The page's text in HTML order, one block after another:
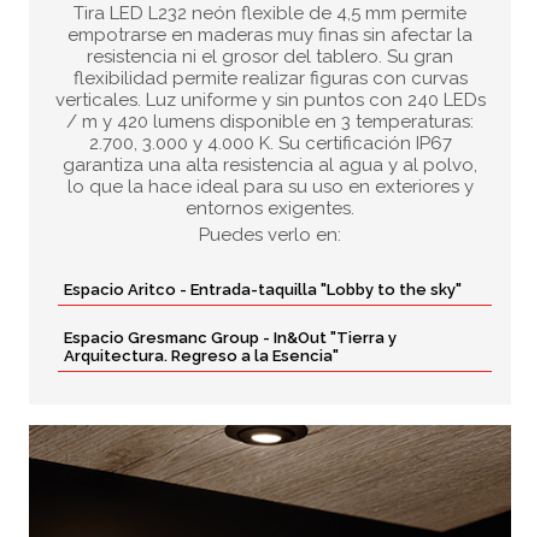
Tira LED L232 neón flexible de 4,5 mm permite
empotrarse en maderas muy finas sin afectar la
resistencia ni el grosor del tablero. Su gran
flexibilidad permite realizar figuras con curvas
verticales. Luz uniforme y sin puntos con 240 LEDs
/ m y 420 lumens disponible en 3 temperaturas:
2.700, 3.000 y 4.000 K. Su certificación IP67
garantiza una alta resistencia al agua y al polvo,
lo que la hace ideal para su uso en exteriores y
entornos exigentes.
Puedes verlo en:
Espacio Aritco - Entrada-taquilla "Lobby to the sky"
Espacio Gresmanc Group - In&Out "Tierra y
Arquitectura. Regreso a la Esencia"